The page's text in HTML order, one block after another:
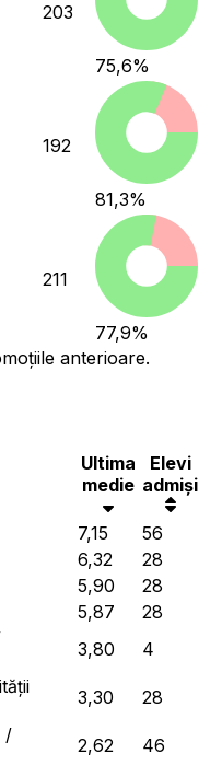
203
75,6%
192
81,3%
211
77,9%
anterioare.
Ultima
medie
Elevi
admiși
7,15
56
6,32
28
5,90
28
5,87
28
3,80
4
3,30
28
/
2,62 46